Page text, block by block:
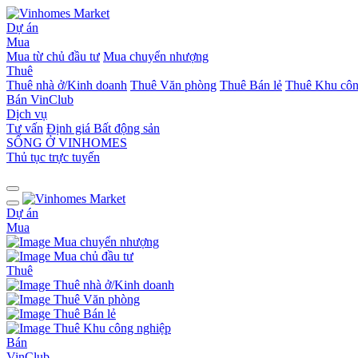
Dự án
Mua
Mua từ chủ đầu tư Mua chuyển nhượng
Thuê
Thuê nhà ở/Kinh doanh Thuê Văn phòng Thuê Bán lẻ Thuê Khu
Bán VinClub
Dịch vụ
Tư vấn Định giá Bất động sản
SỐNG Ở VINHOMES
Thủ tục trực tuyến
Dự án
Mua
Mua chuyển nhượng
Mua chủ đầu tư
Thuê
Thuê nhà ở/Kinh doanh
Thuê Văn phòng
Thuê Bán lẻ
Thuê Khu công nghiệp
Bán